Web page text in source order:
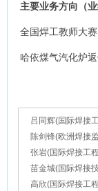
主要业务方向（业
全国焊工教师大
哈依煤气汽化炉
吕同辉(国际焊接
陈剑锋(欧洲焊接
张岩(国际焊接工
苗金城(国际焊接
高欣(国际焊接工